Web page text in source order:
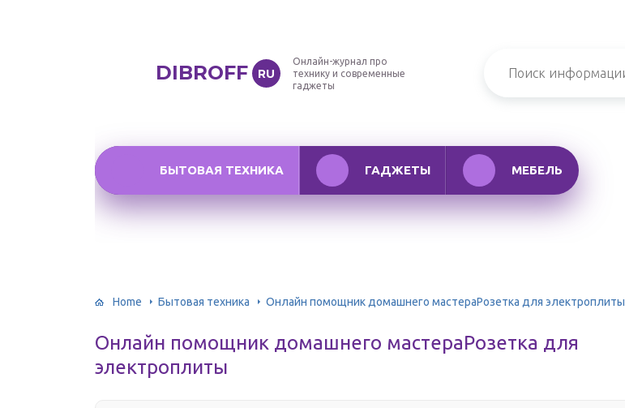
DIBROFF RU
Онлайн-журнал про
технику и современные
гаджеты
БЫТОВАЯ ТЕХНИКА ГАДЖЕТЫ МЕБЕЛЬ
Home Бытовая техника Онлайн помощник домашнего мастераРозетка для электроплиты
Онлайн помощник домашнего мастераРозетка для
электроплиты